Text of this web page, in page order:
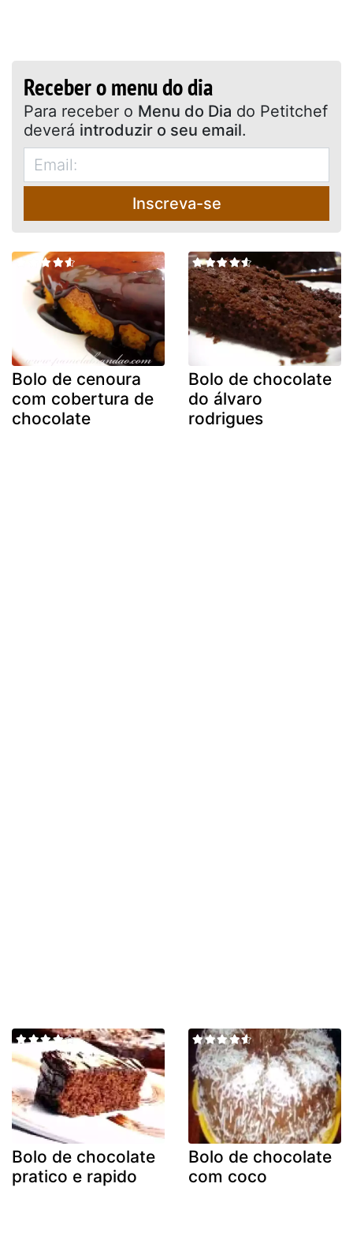
Receber o menu do dia
Para receber o Menu do Dia do Petitchef
deverá introduzir o seu email.
Inscreva-se
Bolo de cenoura
com cobertura de
chocolate
Bolo de chocolate
do álvaro
rodrigues
Bolo de chocolate
pratico e rapido
Bolo de chocolate
com coco